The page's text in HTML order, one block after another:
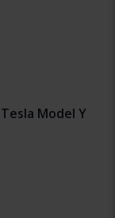
Tesla Model Y